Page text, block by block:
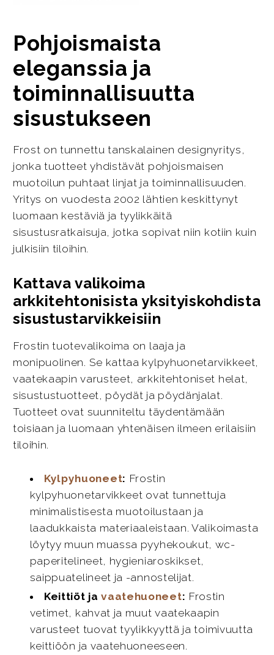
Pohjoismaista
eleganssia ja
toiminnallisuutta
sisustukseen
Frost on tunnettu tanskalainen designyritys,
jonka tuotteet yhdistävät pohjoismaisen
muotoilun puhtaat linjat ja toiminnallisuuden.
Yritys on vuodesta 2002 lähtien keskittynyt
luomaan kestäviä ja tyylikkäitä
sisustusratkaisuja, jotka sopivat niin kotiin kuin
julkisiin tiloihin.
Kattava valikoima
arkkitehtonisista yksityiskohdista
sisustustarvikkeisiin
Frostin tuotevalikoima on laaja ja
monipuolinen. Se kattaa kylpyhuonetarvikkeet,
vaatekaapin varusteet, arkkitehtoniset helat,
sisustustuotteet, pöydät ja pöydänjalat.
Tuotteet ovat suunniteltu täydentämään
toisiaan ja luomaan yhtenäisen ilmeen erilaisiin
tiloihin.
Kylpyhuoneet: Frostin
kylpyhuonetarvikkeet ovat tunnettuja
minimalistisesta muotoilustaan ja
laadukkaista materiaaleistaan. Valikoimasta
löytyy muun muassa pyyhekoukut, wc-
paperitelineet, hygieniaroskikset,
saippuatelineet ja -annostelijat.
Keittiöt javaatehuoneet: Frostin
vetimet, kahvat ja muut vaatekaapin
varusteet tuovat tyylikkyyttä ja toimivuutta
keittiöön ja vaatehuoneeseen.